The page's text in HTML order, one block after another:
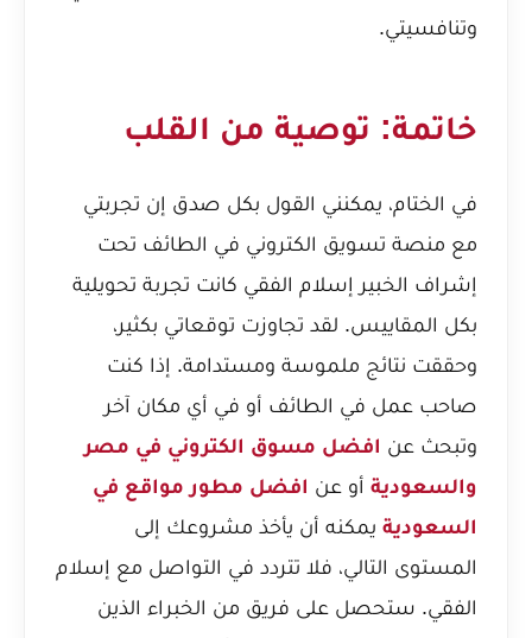
وتنافسيتي.
خاتمة: توصية من القلب
في الختام، يمكنني القول بكل صدق إن تجربتي
مع منصة تسويق الكتروني في الطائف تحت
إشراف الخبير إسلام الفقي كانت تجربة تحويلية
بكل المقاييس. لقد تجاوزت توقعاتي بكثير،
وحققت نتائج ملموسة ومستدامة. إذا كنت
صاحب عمل في الطائف أو في أي مكان آخر
وتبحث عن افضل مسوق الكتروني في مصر
والسعودية أو عن افضل مطور مواقع في
السعودية يمكنه أن يأخذ مشروعك إلى
المستوى التالي، فلا تتردد في التواصل مع إسلام
الفقي. ستحصل على فريق من الخبراء الذين